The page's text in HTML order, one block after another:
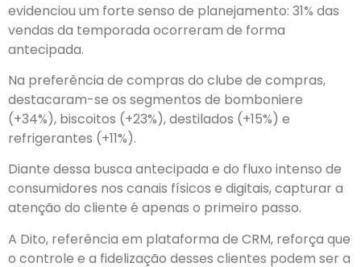
evidenciou um forte senso de planejamento: 31% das
vendas da temporada ocorreram de forma
antecipada.
Na preferência de compras do clube de compras,
destacaram-se os segmentos de bomboniere
(+34%), biscoitos (+23%), destilados (+15%) e
refrigerantes (+11%).
Diante dessa busca antecipada e do fluxo intenso de
consumidores nos canais físicos e digitais, capturar a
atenção do cliente é apenas o primeiro passo.
A Dito, referência em plataforma de CRM, reforça que
o controle e a fidelização desses clientes podem ser a